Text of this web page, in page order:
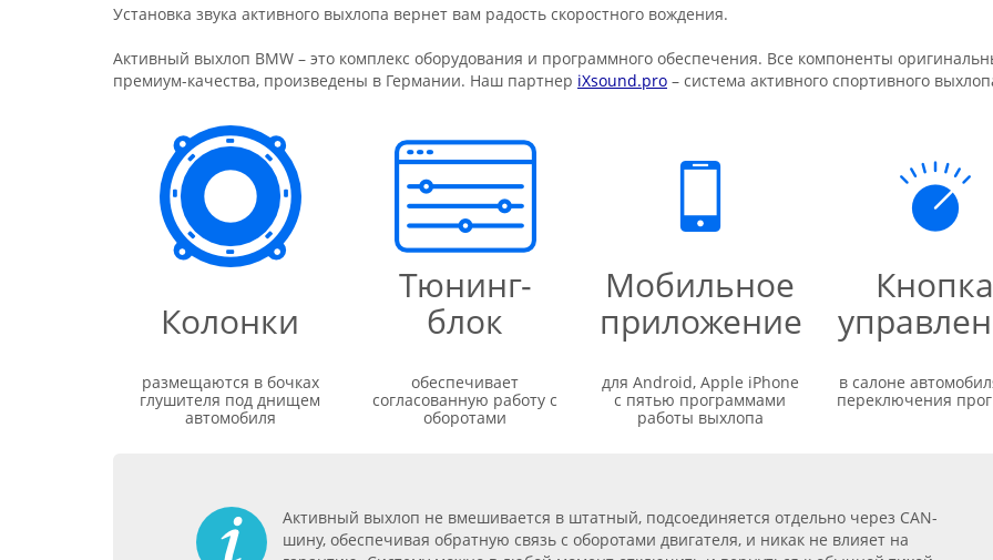
Установка звука активного выхлопа вернет вам радость скоростного вождения.
Активный выхлоп BMW – это комплекс оборудования и программного обеспечения. Все компоненты
премиум-качества, произведены в Германии. Наш партнер iXsound.pro – система активного спортивного
Колонки
размещаются в бочках
глушителя под днищем
автомобиля
Тюнинг-
блок
обеспечивает
согласованную работу с
оборотами
Мобильное
приложение
для Android, Apple iPhone
с пятью программами
работы выхлопа
в салоне
переключения
Активный выхлоп не вмешивается в штатный, подсоединяется отдельно через CAN-
шину, обеспечивая обратную связь с оборотами двигателя, и никак не влияет на